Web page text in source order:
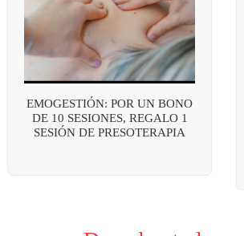
EMOGESTIÓN: POR UN BONO
DE 10 SESIONES, REGALO 1
SESIÓN DE PRESOTERAPIA